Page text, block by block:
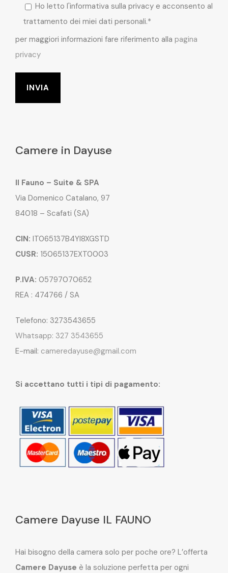
Ho letto l'informativa sulla privacy e acconsento al
trattamento dei miei dati personali.*
per maggiori informazioni fare riferimento alla pagina
privacy
Camere in Dayuse
Il Fauno – Suite & SPA
Via Domenico Catalano, 97
84018 – Scafati (SA)
CIN: IT065137B4YI8XGSTD
CUSR: 15065137EXT0003
P.IVA: 05797070652
REA : 474766 / SA
Telefono: 3273543655
Whatsapp: 327 3543655
E-mail: cameredayuse@gmail.com
Si accettano tutti i tipi di pagamento:
Camere Dayuse IL FAUNO
Hai bisogno della camera solo per poche ore? L’offerta
Camere Dayuse è la soluzione perfetta per ogni